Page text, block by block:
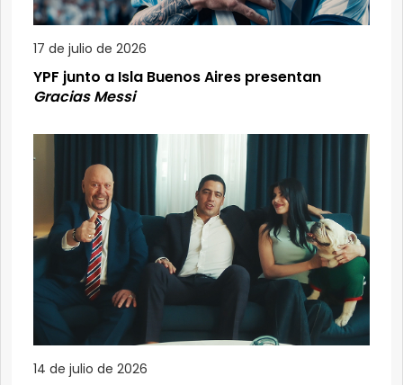
17 de julio de 2026
YPF junto a Isla Buenos Aires presentan
Gracias Messi
14 de julio de 2026